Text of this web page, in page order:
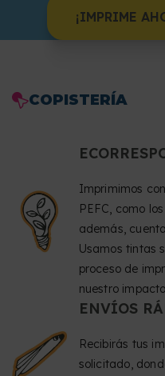
¡IMPRIME
COPISTERÍA
Imprimimos
PEFC, como
además,
Usamos tintas
proceso de
nuestro
ENVÍOS
Recibirás tus
solicitado,